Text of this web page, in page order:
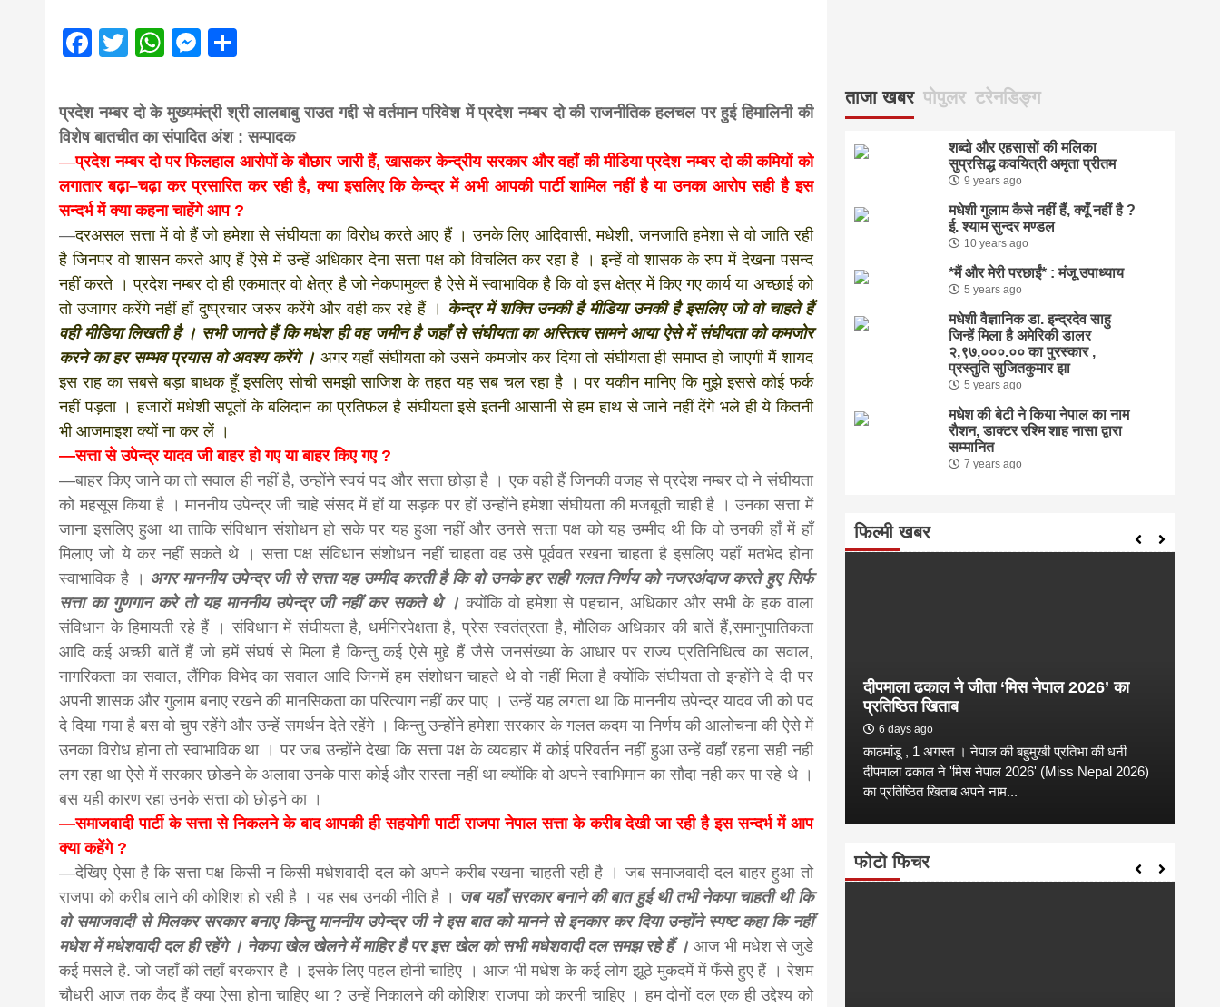
magazine of
Nepal brings
news in hindi
from
Nepal,madhesh
news,financial
news,loan,bank
news, madhesh
khabar
Facebook
TwitterWhatsApp
Messenger
प्रदेश नम्बर दो के मुख्यमंत्री श्री लालबाबु राउत गद्दी से वर्तमान परिवेश में प्रदेश नम्बर दो की राजनीतिक हलचल पर हुई हिमालिनी की
विशेष बातचीत का संपादित अंश : सम्पादक
—प्रदेश नम्बर दो पर फिलहाल आरोपों के बौछार जारी हैं, खासकर केन्द्रीय सरकार और वहाँ की मीडिया प्रदेश नम्बर दो की कमियों को
लगातार बढ़ा–चढ़ा कर प्रसारित कर रही है, क्या इसलिए कि केन्द्र में अभी आपकी पार्टी शामिल नहीं है या उनका आरोप सही है इस
सन्दर्भ में क्या कहना चाहेंगे आप ?
—दरअसल सत्ता में वो हैं जो हमेशा से संघीयता का विरोध करते आए हैं । उनके लिए आदिवासी, मधेशी, जनजाति हमेशा से वो जाति रही
है जिनपर वो शासन करते आए हैं ऐसे में उन्हें अधिकार देना सत्ता पक्ष को विचलित कर रहा है । इन्हें वो शासक के रुप में देखना पसन्द
नहीं करते । प्रदेश नम्बर दो ही एकमात्र वो क्षेत्र है जो नेकपामुक्त है ऐसे में स्वाभाविक है कि वो इस क्षेत्र में किए गए कार्य या अच्छाई को
तो उजागर करेंगे नहीं हाँ दुष्प्रचार जरुर करेंगे और वही कर रहे हैं । केन्द्र में शक्ति उनकी है मीडिया उनकी है इसलिए जो वो चाहते हैं
वही मीडिया लिखती है । सभी जानते हैं कि मधेश ही वह जमीन है जहाँ से संघीयता का अस्तित्व सामने आया ऐसे में संघीयता को कमजोर
करने का हर सम्भव प्रयास वो अवश्य करेंगे । अगर यहाँ संघीयता को उसने कमजोर कर दिया तो संघीयता ही समाप्त हो जाएगी मैं शायद
इस राह का सबसे बड़ा बाधक हूँ इसलिए सोची समझी साजिश के तहत यह सब चल रहा है । पर यकीन मानिए कि मुझे इससे कोई फर्क
नहीं पड़ता । हजारों मधेशी सपूतों के बलिदान का प्रतिफल है संघीयता इसे इतनी आसानी से हम हाथ से जाने नहीं देंगे भले ही ये कितनी
भी आजमाइश क्यों ना कर लें ।
—सत्ता से उपेन्द्र यादव जी बाहर हो गए या बाहर किए गए ?
—बाहर किए जाने का तो सवाल ही नहीं है, उन्होंने स्वयं पद और सत्ता छोड़ा है । एक वही हैं जिनकी वजह से प्रदेश नम्बर दो ने संघीयता
को महसूस किया है । माननीय उपेन्द्र जी चाहे संसद में हों या सड़क पर हों उन्होंने हमेशा संघीयता की मजबूती चाही है । उनका सत्ता में
जाना इसलिए हुआ था ताकि संविधान संशोधन हो सके पर यह हुआ नहीं और उनसे सत्ता पक्ष को यह उम्मीद थी कि वो उनकी हाँ में हाँ
मिलाए जो ये कर नहीं सकते थे । सत्ता पक्ष संविधान संशोधन नहीं चाहता वह उसे पूर्ववत रखना चाहता है इसलिए यहाँ मतभेद होना
स्वाभाविक है । अगर माननीय उपेन्द्र जी से सत्ता यह उम्मीद करती है कि वो उनके हर सही गलत निर्णय को नजरअंदाज करते हुए सिर्फ
सत्ता का गुणगान करे तो यह माननीय उपेन्द्र जी नहीं कर सकते थे । क्योंकि वो हमेशा से पहचान, अधिकार और सभी के हक वाला
संविधान के हिमायती रहे हैं । संविधान में संघीयता है, धर्मनिरपेक्षता है, प्रेस स्वतंत्रता है, मौलिक अधिकार की बातें हैं,समानुपातिकता
आदि कई अच्छी बातें हैं जो हमें संघर्ष से मिला है किन्तु कई ऐसे मुद्दे हैं जैसे जनसंख्या के आधार पर राज्य प्रतिनिधित्व का सवाल,
नागरिकता का सवाल, लैंगिक विभेद का सवाल आदि जिनमें हम संशोधन चाहते थे वो नहीं मिला है क्योंकि संघीयता तो इन्होंने दे दी पर
अपनी शासक और गुलाम बनाए रखने की मानसिकता का परित्याग नहीं कर पाए । उन्हें यह लगता था कि माननीय उपेन्द्र यादव जी को पद
दे दिया गया है बस वो चुप रहेंगे और उन्हें समर्थन देते रहेंगे । किन्तु उन्होंने हमेशा सरकार के गलत कदम या निर्णय की आलोचना की ऐसे में
उनका विरोध होना तो स्वाभाविक था । पर जब उन्होंने देखा कि सत्ता पक्ष के व्यवहार में कोई परिवर्तन नहीं हुआ उन्हें वहाँ रहना सही नही
लग रहा था ऐसे में सरकार छोडने के अलावा उनके पास कोई और रास्ता नहीं था क्योंकि वो अपने स्वाभिमान का सौदा नही कर पा रहे थे ।
बस यही कारण रहा उनके सत्ता को छोड़ने का ।
—समाजवादी पार्टी के सत्ता से निकलने के बाद आपकी ही सहयोगी पार्टी राजपा नेपाल सत्ता के करीब देखी जा रही है इस सन्दर्भ में आप
क्या कहेंगे ?
—देखिए ऐसा है कि सत्ता पक्ष किसी न किसी मधेशवादी दल को अपने करीब रखना चाहती रही है । जब समाजवादी दल बाहर हुआ तो
राजपा को करीब लाने की कोशिश हो रही है । यह सब उनकी नीति है । जब यहाँ सरकार बनाने की बात हुई थी तभी नेकपा चाहती थी कि
वो समाजवादी से मिलकर सरकार बनाए किन्तु माननीय उपेन्द्र जी ने इस बात को मानने से इनकार कर दिया उन्होंने स्पष्ट कहा कि नहीं
मधेश में मधेशवादी दल ही रहेंगे । नेकपा खेल खेलने में माहिर है पर इस खेल को सभी मधेशवादी दल समझ रहे हैं । आज भी मधेश से जुडे
कई मसले है. जो जहाँ की तहाँ बरकरार है । इसके लिए पहल होनी चाहिए । आज भी मधेश के कई लोग झूठे मुकदमें में फँसे हुए हैं । रेशम
चौधरी आज तक कैद हैं क्या ऐसा होना चाहिए था ? उन्हें निकालने की कोशिश राजपा को करनी चाहिए । हम दोनों दल एक ही उद्देश्य को
आज का पंचांग: आज दिनांक 3 अगस्त 2026 सोमवार शुभसंवत् 2083
ताजा खबर पोपुलर टरेनडिङ्ग
शब्दो और एहसासों की मलिका
सुप्रसिद्ध कवयित्री अमृता प्रीतम
9 years ago
मधेशी गुलाम कैसे नहीं हैं, क्यूँ नहीं है ?
ई. श्याम सुन्दर मण्डल
10 years ago
*मैं और मेरी परछाईं* : मंजू उपाध्याय
5 years ago
मधेशी वैज्ञानिक डा. इन्द्रदेव साहु
जिन्हें मिला है अमेरिकी डालर
२,९७,०००.०० का पुरस्कार ,
प्रस्तुति सुजितकुमार झा
5 years ago
मधेश की बेटी ने किया नेपाल का नाम
राैशन, डाक्टर रश्मि शाह नासा द्वारा
सम्मानित
7 years ago
फिल्मी खबर
बड़े अंतर से जीत हासिल करुँंगी –रेणु दाहाल
6 months ago
काठमांडू, फागुन ४ – चितवन क्षेत्र नम्बर ३ में प्रतिनिधिसभा
सदस्य के रूप में अपनी उम्मीदवारी दे चुकी रेणु दाहाल ने कहा है
दीपमाला ढकाल ने जीता ‘मिस नेपाल 2026’ का
प्रतिष्ठित खिताब
6 days ago
काठमांडू , 1 अगस्त । नेपाल की बहुमुखी प्रतिभा की धनी
दीपमाला ढकाल ने 'मिस नेपाल 2026' (Miss Nepal 2026)
का प्रतिष्ठित खिताब अपने नाम...
फोटो फिचर